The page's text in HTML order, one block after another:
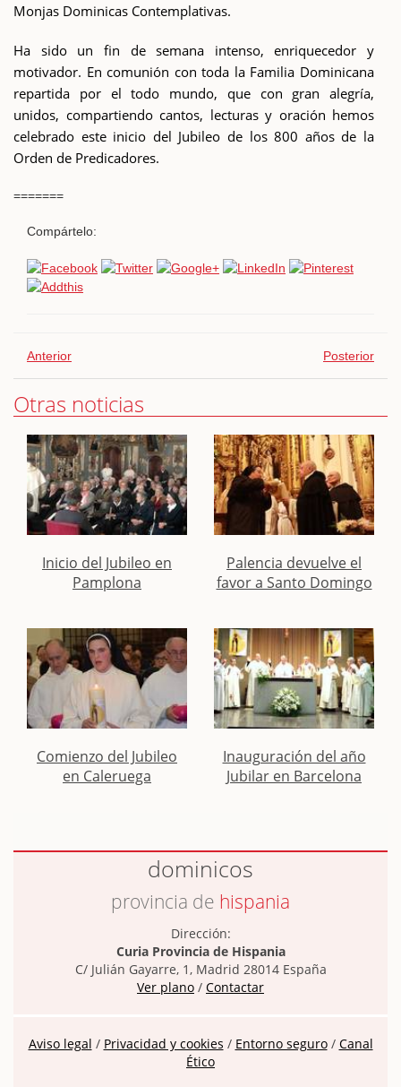
Monjas Dominicas Contemplativas.
Ha sido un fin de semana intenso, enriquecedor y
motivador. En comunión con toda la Familia Dominicana
repartida por el todo mundo, que con gran alegría,
unidos, compartiendo cantos, lecturas y oración hemos
celebrado este inicio del Jubileo de los 800 años de la
Orden de Predicadores.
=======
Compártelo:
Anterior Posterior
Otras noticias
Inicio del Jubileo en
Pamplona
Palencia devuelve el
favor a Santo Domingo
Comienzo del Jubileo
en Caleruega
Inauguración del año
Jubilar en Barcelona
dominicos
provincia de hispania
Dirección:
Curia Provincia de Hispania
C/ Julián Gayarre, 1, Madrid 28014 España
Ver plano / Contactar
Aviso legal / Privacidad y cookies / Entorno seguro / Canal
Ético